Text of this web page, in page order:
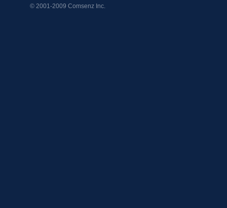
© 2001-2009 Comsenz Inc.